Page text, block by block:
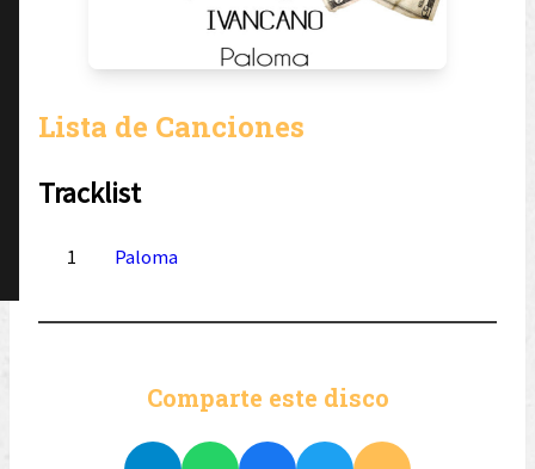
Lista de Canciones
Tracklist
1 Paloma
Comparte este disco